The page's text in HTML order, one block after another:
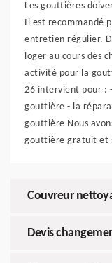
Les gouttières
Il est recommandé
entretien régulier.
loger au cours des
activité pour la
26 intervient pour :
gouttière - la
gouttière Nous
gouttière gratuit et
Couvreur
Devis